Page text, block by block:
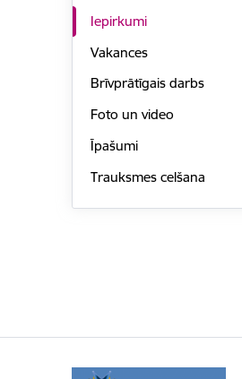
Iepirkumi
Vakances
Brīvprātīgais darbs
Foto un video
Īpašumi
Trauksmes celšana